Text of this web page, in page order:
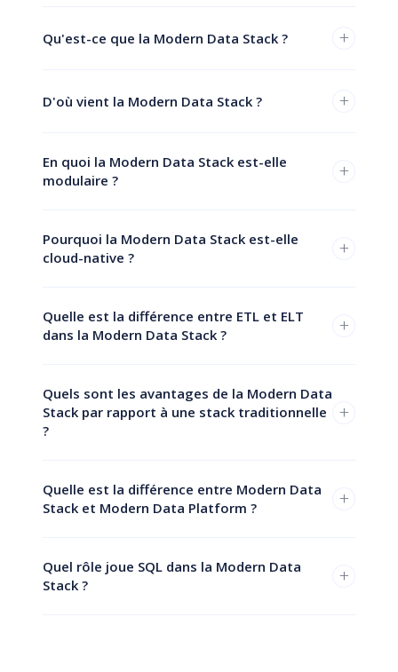
Qu'est-ce que la Modern Data Stack ? +
D'où vient la Modern Data Stack ? +
En quoi la Modern Data Stack est-elle
modulaire ?
+
Pourquoi la Modern Data Stack est-elle
cloud-native ?
+
Quelle est la différence entre ETL et ELT
dans la Modern Data Stack ?
+
Quels sont les avantages de la Modern Data
Stack par rapport à une stack traditionnelle
?
+
Quelle est la différence entre Modern Data
Stack et Modern Data Platform ?
+
Quel rôle joue SQL dans la Modern Data
Stack ?
+